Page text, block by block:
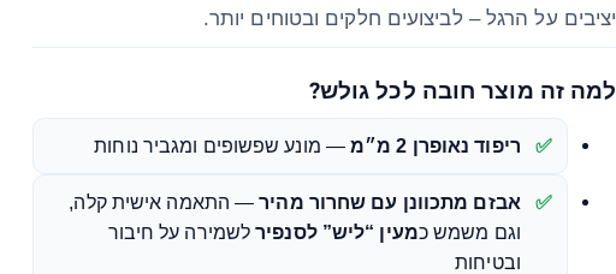
יציבים על הרגל – לביצועים חלקים ובטוחים יותר.
למה זה מוצר חובה לכל גולש?
ריפוד נאופרן 2 מ״מ — מונע שפשופים ומגביר נוחות
אבזם מתכוונן עם שחרור מהיר— התאמה אישית קלה,
וגם משמש כמעין “ליש” לסנפירלשמירה על חיבור
ובטיחות